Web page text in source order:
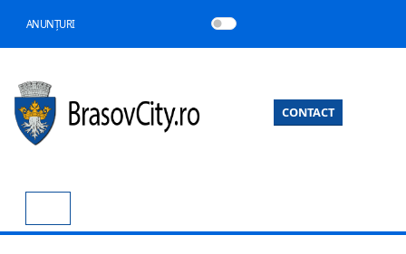
ANUNȚURI
CONTACT